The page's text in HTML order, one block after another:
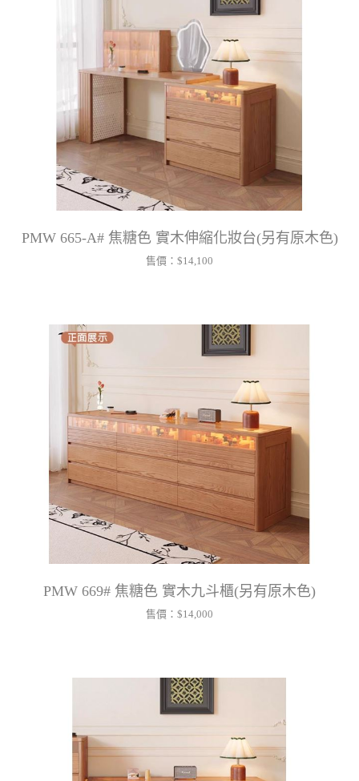
PMW 665-A# 焦糖色 實木伸縮化妝台(另有原木色)
售價： $14,100
PMW 669# 焦糖色 實木九斗櫃(另有原木色)
售價： $14,000